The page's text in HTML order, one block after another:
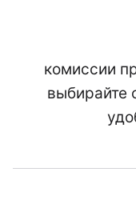
комиссии
выбирайте